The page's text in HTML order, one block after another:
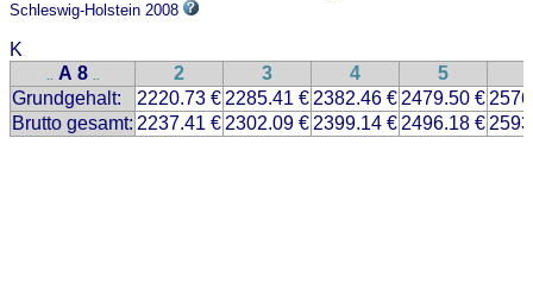
Schleswig-Holstein 2008
K
.. A 8 .. 2 3 4 5
Grundgehalt:
2220.73 € 2285.41 € 2382.46 € 2479.50 €
Brutto gesamt: 2237.41 € 2302.09 € 2399.14 € 2496.18 €